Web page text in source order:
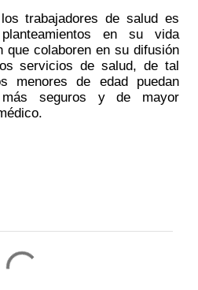
trabajadores de salud es
en su vida
que colaboren en su difusión
servicios de salud, de tal
menores de edad puedan
seguros y de mayor